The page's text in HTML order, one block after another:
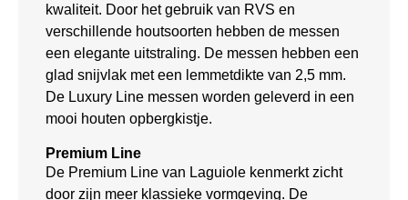
kwaliteit. Door het gebruik van RVS en
verschillende houtsoorten hebben de messen
een elegante uitstraling. De messen hebben een
glad snijvlak met een lemmetdikte van 2,5 mm.
De Luxury Line messen worden geleverd in een
mooi houten opbergkistje.
Premium Line
De Premium Line van Laguiole kenmerkt zicht
door zijn meer klassieke vormgeving. De